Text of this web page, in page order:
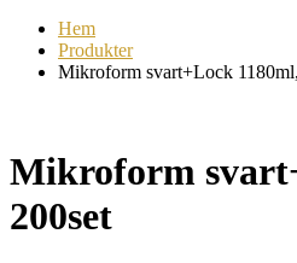
Hem
Produkter
Mikroform svart+Lock
Mikroform
200set